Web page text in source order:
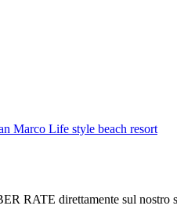
Marco Life style beach resort
RATE direttamente sul nostro